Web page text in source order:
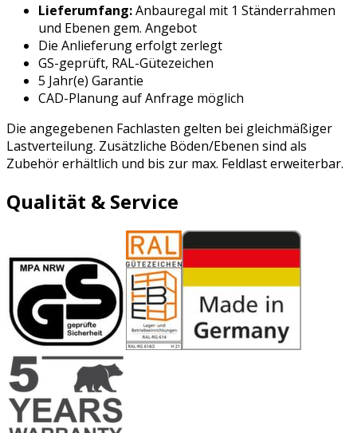
Lieferumfang:Anbauregal mit 1 Ständerrahmen
und Ebenen gem. Angebot
Die Anlieferung erfolgt zerlegt
GS-geprüft, RAL-Gütezeichen
5 Jahr(e) Garantie
CAD-Planung auf Anfrage möglich
Die angegebenen Fachlasten gelten bei gleichmäßiger
Lastverteilung. Zusätzliche Böden/Ebenen sind als
Zubehör erhältlich und bis zur max. Feldlast erweiterbar.
Qualität & Service